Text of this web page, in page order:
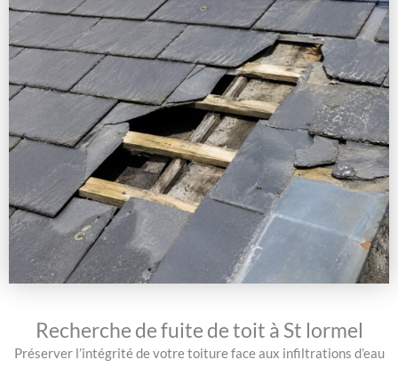
Recherche de fuite de toit à St lormel
Préserver l’intégrité de votre toiture face aux infiltrations d’eau